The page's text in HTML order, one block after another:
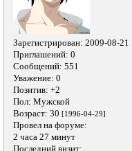
Зарегистрирован: 2009-08-21
Приглашений: 0
Сообщений: 551
Уважение: 0
Позитив: +2
Пол: Мужской
Возраст: 30 [1996-04-29]
Провел на форуме:
2 часа 27 минут
Последний визит: